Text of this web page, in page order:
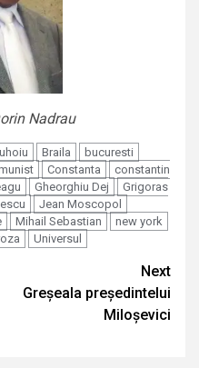
Nadrau
Braila
bucuresti
Constanta
constantin
Gheorghiu Dej
Grigoras
Jean Moscopol
Mihail Sebastian
new york
Universul
Next
Greșeala președintelui
Miloșevici